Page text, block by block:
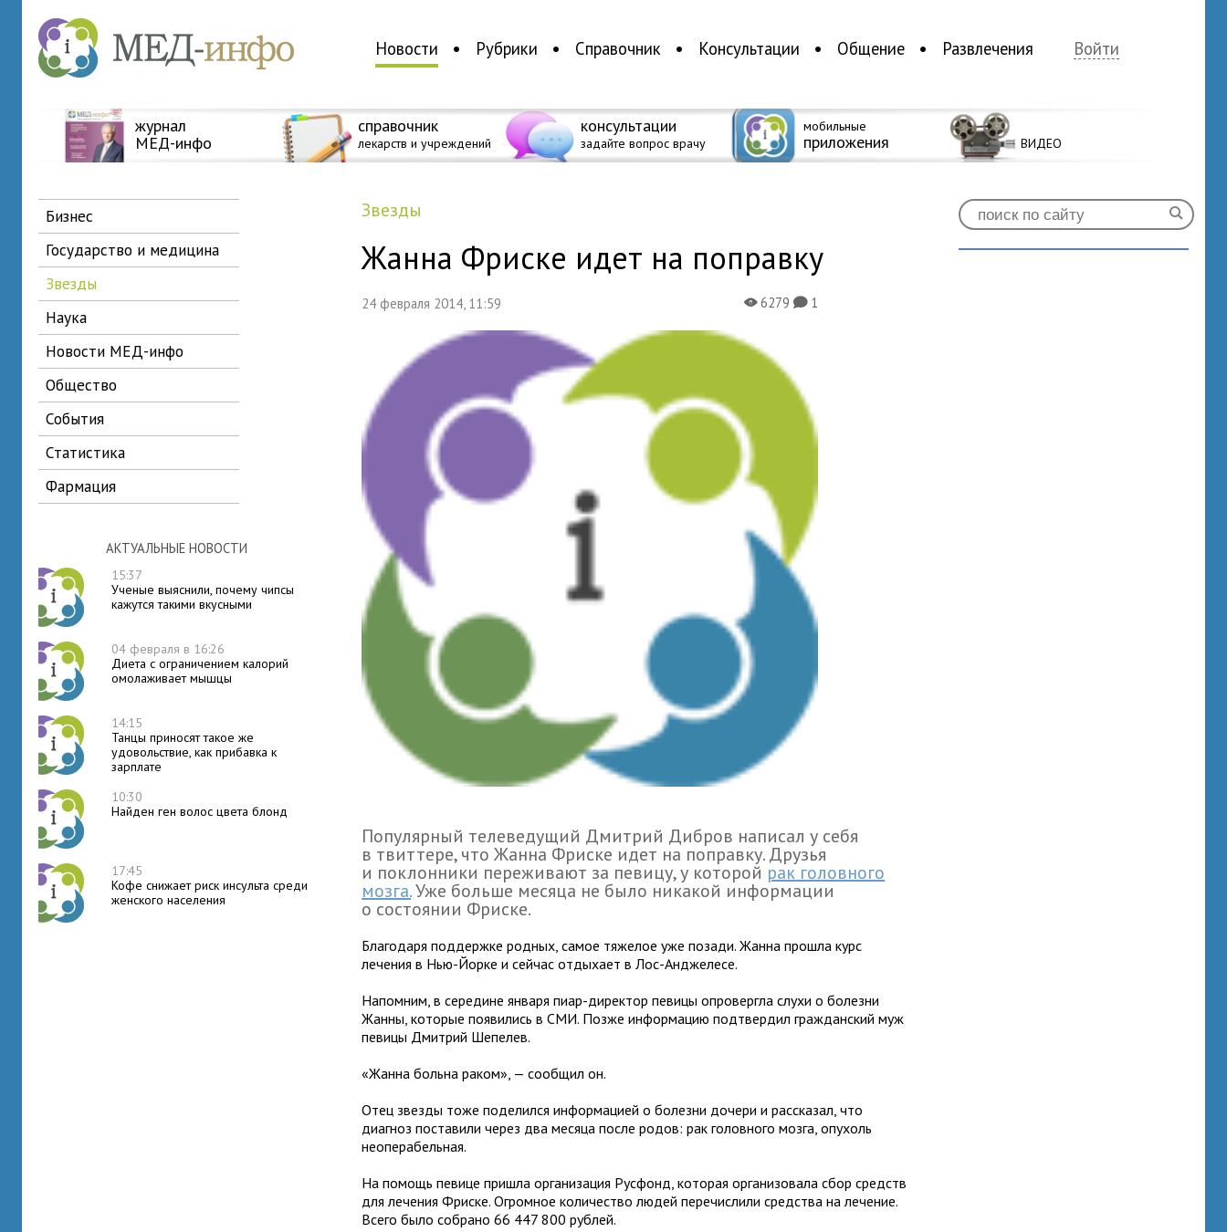
Новости Рубрики Справочник Консультации Общение Развлечения Войти
журнал
МЕД-инфо
справочник
лекарств и учреждений
консультации
задайте вопрос врачу
мобильные
приложения ВИДЕО
бизнес
государство и медицина
звезды
наука
новости МЕД-инфо
общество
события
статистика
фармация
АКТУАЛЬНЫЕ НОВОСТИ
15:37
Ученые выяснили, почему чипсы
кажутся такими вкусными
04 февраля в 16:26
Диета с ограничением калорий
омолаживает мышцы
14:15
Танцы приносят такое же
удовольствие, как прибавка к
зарплате
10:30
Найден ген волос цвета блонд
17:45
Кофе снижает риск инсульта среди
женского населения
звезды
Жанна Фриске идет на поправку
24 февраля 2014, 11:59 X6279K1
Популярный телеведущий Дмитрий Дибров написал у себя
в твиттере, что Жанна Фриске идет на поправку. Друзья
и поклонники переживают за певицу, у которой рак головного
мозга.Уже больше месяца не было никакой информации
о состоянии Фриске.
Благодаря поддержке родных, самое тяжелое уже позади. Жанна прошла курс
лечения в Нью-Йорке и сейчас отдыхает в Лос-Анджелесе.
Напомним, в середине января пиар-директор певицы опровергла слухи о болезни
Жанны, которые появились в СМИ. Позже информацию подтвердил гражданский муж
певицы Дмитрий Шепелев.
«Жанна больна раком», — сообщил он.
Отец звезды тоже поделился информацией о болезни дочери и рассказал, что
диагноз поставили через два месяца после родов: рак головного мозга, опухоль
неоперабельная.
На помощь певице пришла организация Русфонд, которая организовала сбор средств
для лечения Фриске. Огромное количество людей перечислили средства на лечение.
Всего было собрано 66 447 800 рублей.